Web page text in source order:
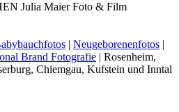
Julia Maier Foto & Film
| Neugeborenenfotos |
Brand Fotografie | Rosenheim,
Chiemgau, Kufstein und Inntal